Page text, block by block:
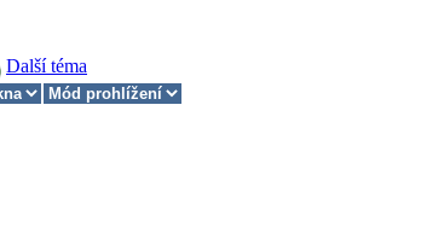
Další téma